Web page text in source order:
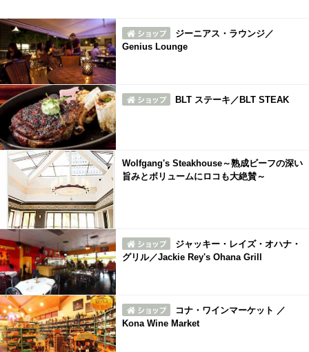
ジーニアス・ラウンジ／
Genius Lounge
BLT ステーキ／BLT STEAK
Wolfgang's Steakhouse～熟成ビーフの深い
旨みとボリュームにロコも大絶賛～
ジャッキー・レイズ・オハナ・
グリル／Jackie Rey's Ohana Grill
コナ・ワインマーケット ／
Kona Wine Market